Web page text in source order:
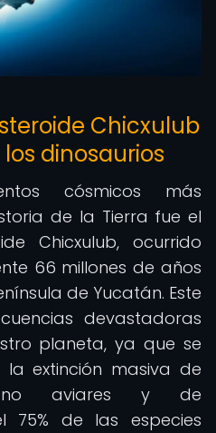
Chicxulub
dinosaurios
cósmicos más
de la Tierra fue el
Chicxulub, ocurrido
66 millones de años
de Yucatán. Este
devastadoras
planeta, ya que se
extinción masiva de
no aviares y de
75% de las especies